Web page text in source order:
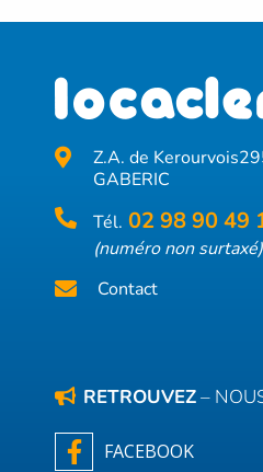
Z.A. de Kerourvois
GABERIC
Tél. 02 98 90 49
(numéro non surtaxé)
Contact
RETROUVEZ–
FACEBOOK